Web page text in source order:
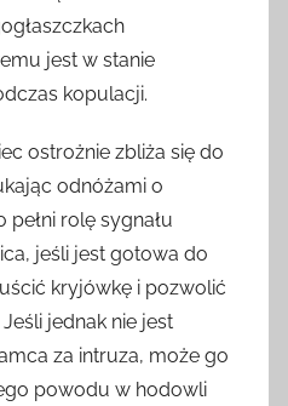
jest w stanie
kopulacji.
ostrożnie zbliża się do
odnóżami o
pełni rolę sygnału
jeśli jest gotowa do
kryjówkę i pozwolić
jednak nie jest
za intruza, może go
powodu w hodowli